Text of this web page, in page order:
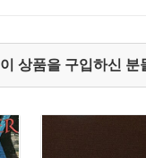
이 상품을 구입하신 분